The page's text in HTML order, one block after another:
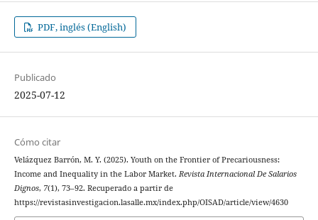
PDF, inglés (English)
Publicado
2025-07-12
Cómo citar
Velázquez Barrón, M. Y. (2025). Youth on the Frontier of Precariousness:
Income and Inequality in the Labor Market. Revista Internacional De Salarios
Dignos, 7(1), 73–92. Recuperado a partir de
https://revistasinvestigacion.lasalle.mx/index.php/OISAD/article/view/4630